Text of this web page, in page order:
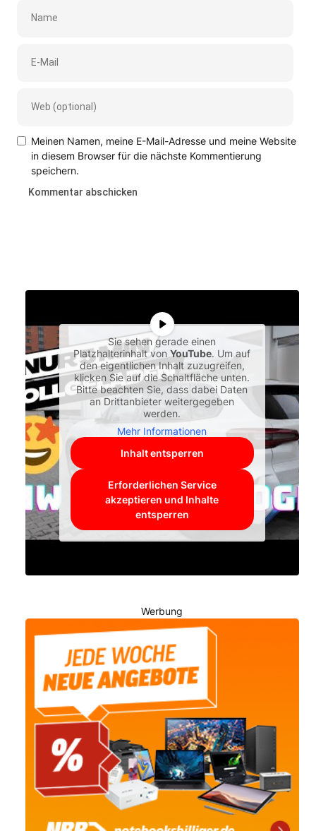
Meinen Namen, meine E-Mail-Adresse und meine Website
in diesem Browser für die nächste Kommentierung
speichern.
Sie sehen gerade einen
Platzhalterinhalt vonYouTube. Um auf
den eigentlichen Inhalt zuzugreifen,
klicken Sie auf die Schaltfläche unten.
Bitte beachten Sie, dass dabei Daten
an Drittanbieter weitergegeben
werden.
Mehr Informationen
Inhalt entsperren
Erforderlichen Service
akzeptieren und Inhalte
entsperren
Werbung